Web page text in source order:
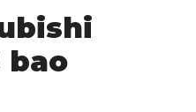
bao